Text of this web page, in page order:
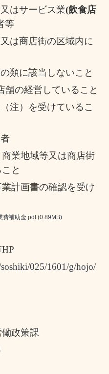
はサービス業(飲食店
等
は商店街の区域内に
類に該当しないこと
舗の経営していること
注）を受けているこ
商業地域等又は商店街
と
画書の確認を受け
費補助金.pdf (0.89MB)
HP
025/1601/g/hojo/
政策課